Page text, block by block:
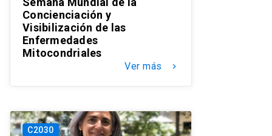
Concienciación y
Visibilización de las
Enfermedades
Mitocondriales
Ver más keyboard_arrow_right
C2030